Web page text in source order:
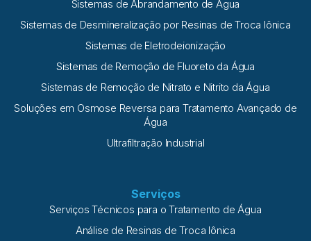
Sistemas de Abrandamento de Água
Sistemas de Desmineralização por Resinas de Troca Iônica
Sistemas de Eletrodeionização
Sistemas de Remoção de Fluoreto da Água
Sistemas de Remoção de Nitrato e Nitrito da Água
Soluções em Osmose Reversa para Tratamento Avançado de
Água
Ultrafiltração Industrial
Serviços
Serviços Técnicos para o Tratamento de Água
Análise de Resinas de Troca Iônica